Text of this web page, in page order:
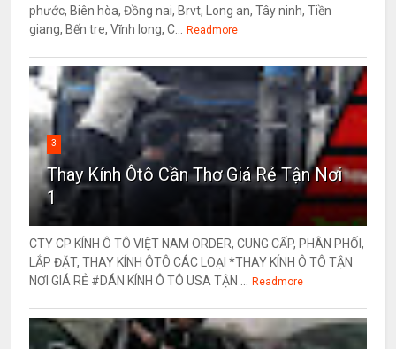
phước, Biên hòa, Đồng nai, Brvt, Long an, Tây ninh, Tiền
giang, Bến tre, Vĩnh long, C...
Readmore
3
Thay Kính Ôtô Cần Thơ Giá Rẻ Tận Nơi
1
CTY CP KÍNH Ô TÔ VIỆT NAM ORDER, CUNG CẤP, PHÂN PHỐI,
LẮP ĐẶT, THAY KÍNH ÔTÔ CÁC LOẠI *THAY KÍNH Ô TÔ TẬN
NƠI GIÁ RẺ #DÁN KÍNH Ô TÔ USA TẬN ...
Readmore